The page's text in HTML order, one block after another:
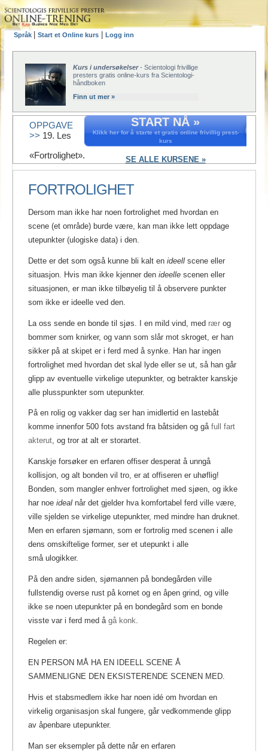
Språk Start et Online kurs Logg inn
Kurs i undersøkelser- Scientologi frivillige
presters gratis online-kurs fra Scientologi-
håndboken
Finn ut mer »
START NÅ »
Klikk her for å starte et gratis online frivillig prest-
kurs
SE ALLE KURSENE »
OPPGAVE
>> 19. Les
«Fortrolighet».
FORTROLIGHET
Dersom man ikke har noen fortrolighet med hvordan en
scene (et område) burde være, kan man ikke lett oppdage
utepunkter (ulogiske data) i den.
Dette er det som også kunne bli kalt en ideell scene eller
situasjon. Hvis man ikke kjenner den ideelle scenen eller
situasjonen, er man ikke tilbøyelig til å observere punkter
som ikke er ideelle ved den.
La oss sende en bonde til sjøs. I en mild vind, med rær og
bommer som knirker, og vann som slår mot skroget, er han
sikker på at skipet er i ferd med å synke. Han har ingen
fortrolighet med hvordan det skal lyde eller se ut, så han går
glipp av eventuelle virkelige utepunkter, og betrakter kanskje
alle plusspunkter som utepunkter.
På en rolig og vakker dag ser han imidlertid en lastebåt
komme innenfor 500 fots avstand fra båtsiden og gå full fart
akterut, og tror at alt er storartet.
Kanskje forsøker en erfaren offiser desperat å unngå
kollisjon, og alt bonden vil tro, er at offiseren er uhøflig!
Bonden, som mangler enhver fortrolighet med sjøen, og ikke
har noe ideal når det gjelder hva komfortabel ferd ville være,
ville sjelden se virkelige utepunkter, med mindre han druknet.
Men en erfaren sjømann, som er fortrolig med scenen i alle
dens omskiftelige former, ser et utepunkt i alle
små ulogikker.
På den andre siden, sjømannen på bondegården ville
fullstendig overse rust på kornet og en åpen grind, og ville
ikke se noen utepunkter på en bondegård som en bonde
visste var i ferd med å gå konk.
Regelen er:
EN PERSON MÅ HA EN IDEELL SCENE Å
SAMMENLIGNE DEN EKSISTERENDE SCENEN MED.
Hvis et stabsmedlem ikke har noen idé om hvordan en
virkelig organisasjon skal fungere, går vedkommende glipp
av åpenbare utepunkter.
Man ser eksempler på dette når en erfaren